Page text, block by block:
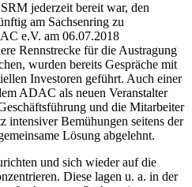
jederzeit bereit war, den
am Sachsenring zu
e.V. am 06.07.2018
Rennstrecke für die Austragung
wurden bereits Gespräche mit
Investoren geführt. Auch einer
ADAC als neuen Veranstalter
und die Mitarbeiter
intensiver Bemühungen seitens der
Lösung abgelehnt.
und sich wieder auf die
Diese lagen u. a. in der